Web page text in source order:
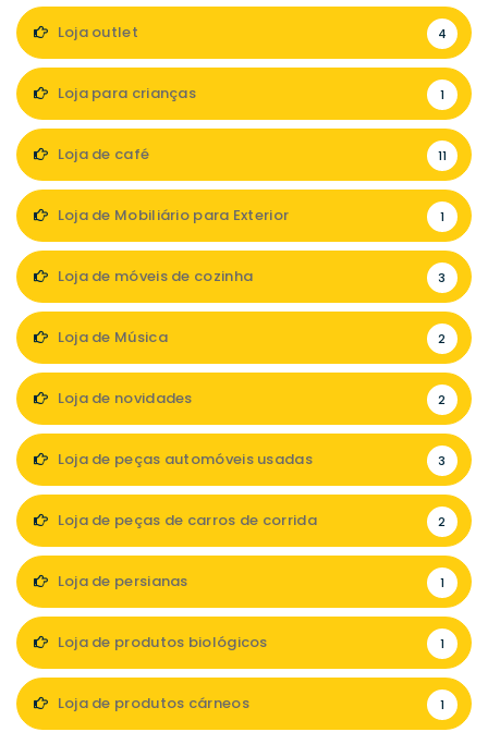
Loja outlet 4
Loja para crianças 1
Loja de café 11
Loja de Mobiliário para Exterior 1
Loja de móveis de cozinha 3
Loja de Música 2
Loja de novidades 2
Loja de peças automóveis usadas 3
Loja de peças de carros de corrida 2
Loja de persianas 1
Loja de produtos biológicos 1
Loja de produtos cárneos 1